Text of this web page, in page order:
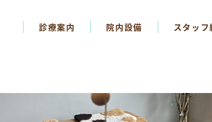
診療案内 院内設備 スタッフ